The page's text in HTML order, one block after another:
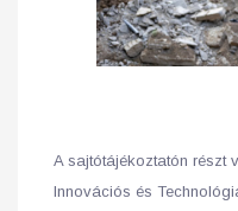
A sajtótájékoztatón részt
Innovációs és